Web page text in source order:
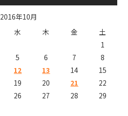
2016年10月
水 木 金 土
1
5 6 7
8
12 13 14
15
19 20 21
22
26 27 28
29